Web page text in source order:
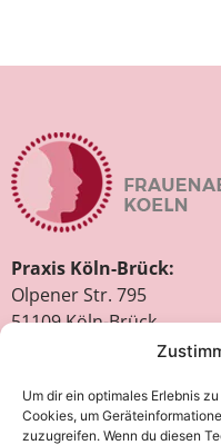
Um dir ein optimales Erlebnis
Cookies, um
zuzugreifen. Wenn du diesen
Praxis Köln-Brück:
Olpener Str. 795
51109 Köln-Brück
Tel. 0221 – 84 24 34
info@frauenaerztin-